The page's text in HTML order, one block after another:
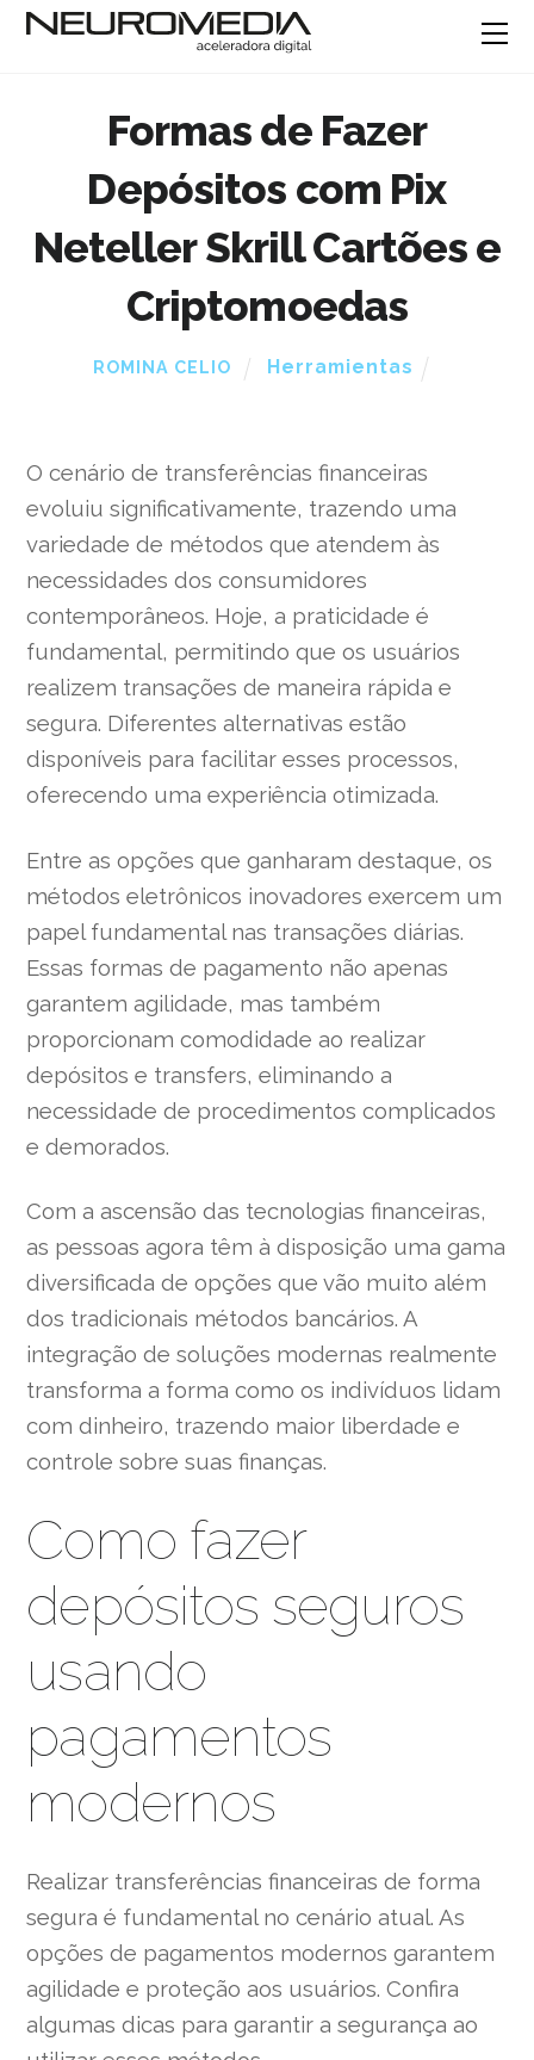
Formas de Fazer
Depósitos com Pix
Neteller Skrill Cartões e
Criptomoedas
ROMINA CELIO Herramientas
O cenário de transferências financeiras
evoluiu significativamente, trazendo uma
variedade de métodos que atendem às
necessidades dos consumidores
contemporâneos. Hoje, a praticidade é
fundamental, permitindo que os usuários
realizem transações de maneira rápida e
segura. Diferentes alternativas estão
disponíveis para facilitar esses processos,
oferecendo uma experiência otimizada.
Entre as opções que ganharam destaque, os
métodos eletrônicos inovadores exercem um
papel fundamental nas transações diárias.
Essas formas de pagamento não apenas
garantem agilidade, mas também
proporcionam comodidade ao realizar
depósitos e transfers, eliminando a
necessidade de procedimentos complicados
e demorados.
Com a ascensão das tecnologias financeiras,
as pessoas agora têm à disposição uma gama
diversificada de opções que vão muito além
dos tradicionais métodos bancários. A
integração de soluções modernas realmente
transforma a forma como os indivíduos lidam
com dinheiro, trazendo maior liberdade e
controle sobre suas finanças.
Como fazer
depósitos seguros
usando
pagamentos
modernos
Realizar transferências financeiras de forma
segura é fundamental no cenário atual. As
opções de pagamentos modernos garantem
agilidade e proteção aos usuários. Confira
algumas dicas para garantir a segurança ao